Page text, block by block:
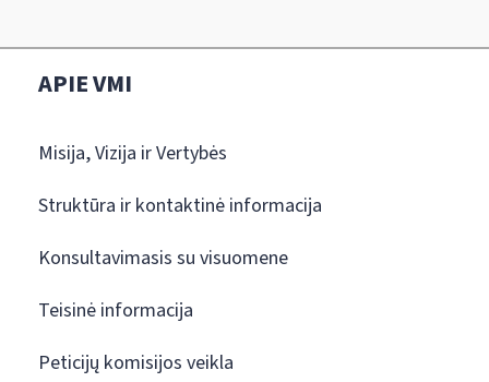
APIE VMI
Misija, Vizija ir Vertybės
Struktūra ir kontaktinė informacija
Konsultavimasis su visuomene
Teisinė informacija
Peticijų komisijos veikla